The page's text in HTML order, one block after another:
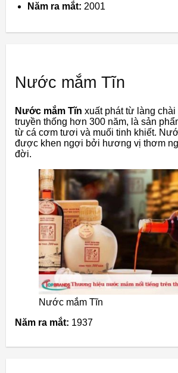
Năm ra mắt: 2001
Nước mắm Tĩn
Nước mắm Tĩn xuất phát từ làng
truyền thống hơn 300 năm, là sản
từ cá cơm tươi và muối tinh khiết.
được khen ngợi bởi hương vị thơm
đời.
Nước mắm Tĩn
Năm ra mắt: 1937